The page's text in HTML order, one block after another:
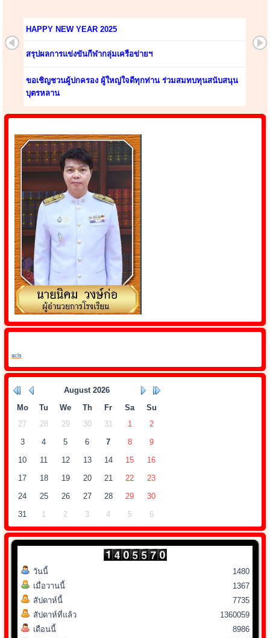
HAPPY NEW YEAR 2025
สรุปผลการแข่งขันกีฬากลุ่มเครือข่ายฯ
ขอเชิญชวนผู้ปกครอง ผู้ใหญ่ใจดีทุกท่าน ร่วมสมทบทุนสนับสนุน
บุตรหลาน
acls
August 2026
Mo
Tu We Th Fr Sa
Su
27
28 29 30 31 1
2
3
4 5 6 7 8
9
10
11 12 13 14 15
16
17
18 19 20 21 22
23
24
25 26 27 28 29
30
31
1 2 3 4 5 6
วันนี้
เมื่อวานนี้
สัปดาห์นี้
สัปดาห์ที่แล้ว
เดือนนี้
1480
1367
7735
1360059
8986